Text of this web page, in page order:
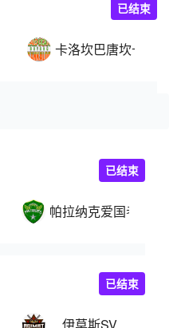
卡洛坎巴唐坎卡洛
已结束
帕拉纳克爱国者
已结束
已结束